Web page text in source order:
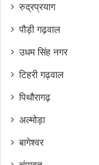
रुद्रप्रयाग
पौड़ी गढ़वाल
उधम सिंह नगर
टिहरी गढ़वाल
पिथौरागढ़
अल्मोड़ा
बागेश्वर